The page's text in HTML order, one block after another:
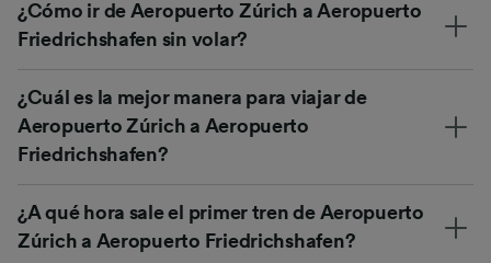
¿Cómo ir de Aeropuerto Zúrich a Aeropuerto
Friedrichshafen sin volar?
¿Cuál es la mejor manera para viajar de
Aeropuerto Zúrich a Aeropuerto
Friedrichshafen?
¿A qué hora sale el primer tren de Aeropuerto
Zúrich a Aeropuerto Friedrichshafen?